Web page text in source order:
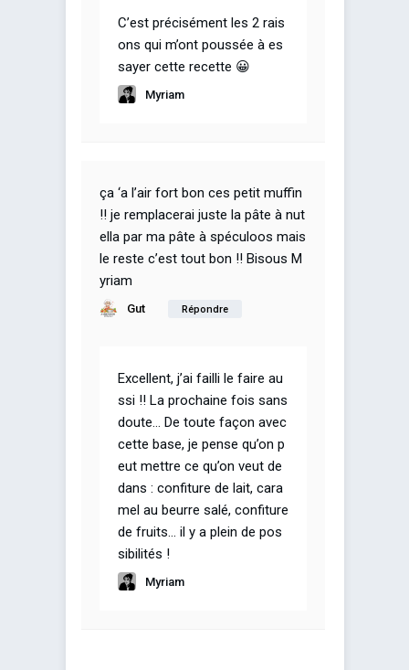
C’est précisément les 2 rais
ons qui m’ont poussée à es
sayer cette recette 😀
Myriam
ça ‘a l’air fort bon ces petit muffin
!! je remplacerai juste la pâte à nut
ella par ma pâte à spéculoos mais
le reste c’est tout bon !! Bisous M
yriam
Gut Répondre
Excellent, j’ai failli le faire au
ssi !! La prochaine fois sans
doute… De toute façon avec
cette base, je pense qu’on p
eut mettre ce qu’on veut de
dans : confiture de lait, cara
mel au beurre salé, confiture
de fruits… il y a plein de pos
sibilités !
Myriam